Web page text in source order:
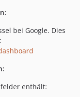
bei Google. Dies
enthält: